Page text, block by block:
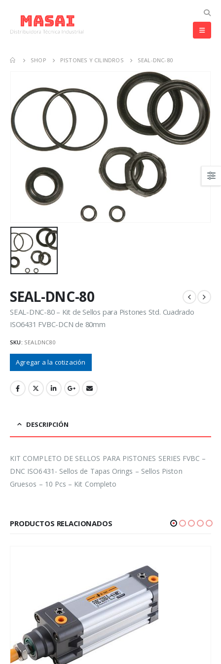
SHOP PISTONES Y CILINDROS SEAL-DNC-80
SEAL-DNC-80
SEAL-DNC-80 – Kit de Sellos para Pistones Std. Cuadrado
ISO6431 FVBC-DCN de 80mm
SKU: SEALDNC80
Agregar a la cotización
DESCRIPCIÓN
KIT COMPLETO DE SELLOS PARA PISTONES SERIES FVBC –
DNC ISO6431- Sellos de Tapas Orings – Sellos Piston
Gruesos – 10 Pcs – Kit Completo
PRODUCTOS RELACIONADOS